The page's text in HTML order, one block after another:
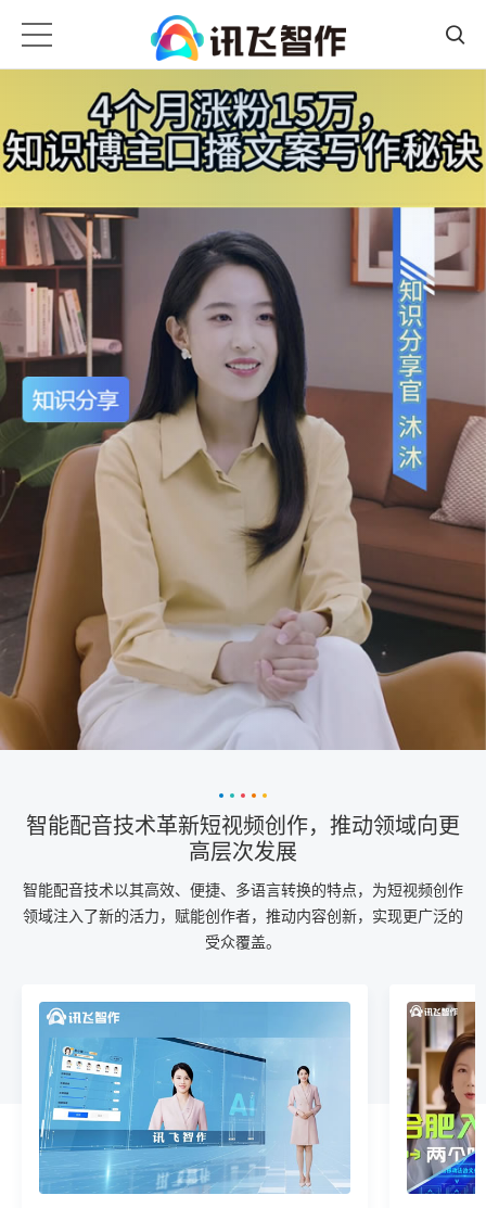
智能配音技术革新短视频创作，推动领域向更
高层次发展
智能配音技术以其高效、便捷、多语言转换的特点，为短视频创作
领域注入了新的活力，赋能创作者，推动内容创新，实现更广泛的
受众覆盖。